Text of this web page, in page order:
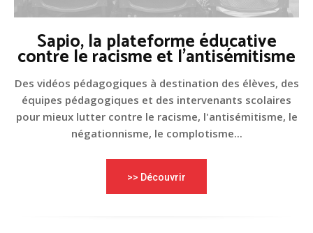
Sapio, la plateforme éducative
contre le racisme et l'antisémitisme
Des vidéos pédagogiques à destination des élèves, des
équipes pédagogiques et des intervenants scolaires
pour mieux lutter contre le racisme, l'antisémitisme, le
négationnisme, le complotisme...
>> Découvrir